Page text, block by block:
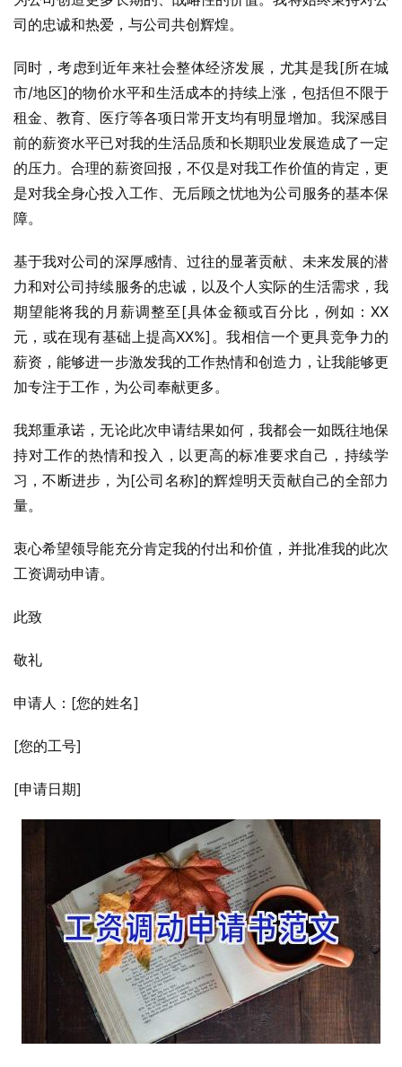
司的忠诚和热爱，与公司共创辉煌。
同时，考虑到近年来社会整体经济发展，尤其是我[所在城
市/地区]的物价水平和生活成本的持续上涨，包括但不限于
租金、教育、医疗等各项日常开支均有明显增加。我深感目
前的薪资水平已对我的生活品质和长期职业发展造成了一定
的压力。合理的薪资回报，不仅是对我工作价值的肯定，更
是对我全身心投入工作、无后顾之忧地为公司服务的基本保
障。
基于我对公司的深厚感情、过往的显著贡献、未来发展的潜
力和对公司持续服务的忠诚，以及个人实际的生活需求，我
期望能将我的月薪调整至[具体金额或百分比，例如：XX
元，或在现有基础上提高XX%]。我相信一个更具竞争力的
薪资，能够进一步激发我的工作热情和创造力，让我能够更
加专注于工作，为公司奉献更多。
我郑重承诺，无论此次申请结果如何，我都会一如既往地保
持对工作的热情和投入，以更高的标准要求自己，持续学
习，不断进步，为[公司名称]的辉煌明天贡献自己的全部力
量。
衷心希望领导能充分肯定我的付出和价值，并批准我的此次
工资调动申请。
此致
敬礼
申请人：[您的姓名]
[您的工号]
[申请日期]